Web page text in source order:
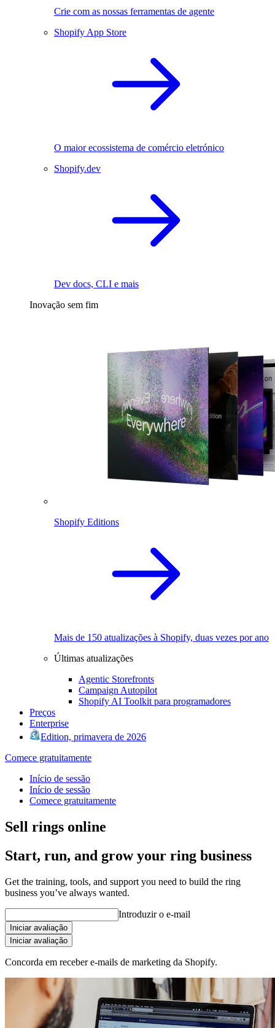
Crie com as nossas ferramentas de agente
Shopify App Store
O maior ecossistema de comércio eletrónico
Shopify.dev
Dev docs, CLI e mais
Inovação sem fim
Shopify Editions
Mais de 150 atualizações à Shopify, duas vezes por ano
Últimas atualizações
Agentic Storefronts
Campaign Autopilot
Shopify AI Toolkit para programadores
Preços
Enterprise
Edition, primavera de 2026
Comece gratuitamente
Início de sessão
Início de sessão
Comece gratuitamente
Sell rings online
Start, run, and grow your ring business
Get the training, tools, and support you need to build the ring
business you’ve always wanted.
Introduzir o e-mail
Iniciar avaliação
Iniciar avaliação
Concorda em receber e-mails de marketing da Shopify.